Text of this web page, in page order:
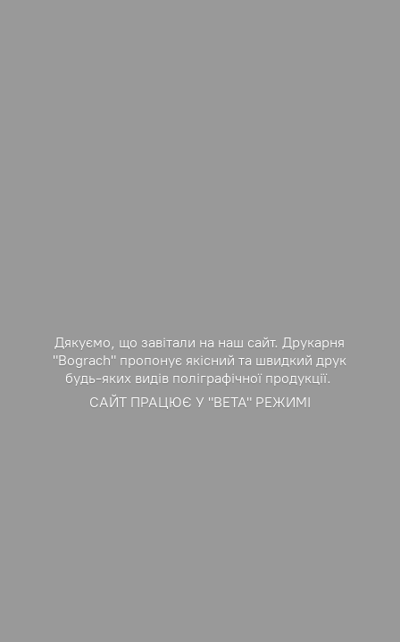
Дякуємо, що завітали на наш сайт. Друкарня
"Bograch" пропонує якісний та швидкий друк
будь-яких видів поліграфічної продукції.
САЙТ ПРАЦЮЄ У "ВЕТА" РЕЖИМІ